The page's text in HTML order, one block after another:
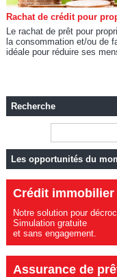
Rachat de crédit pour
Le rachat de prêt pour
la consommation et/ou de
idéale pour réduire ses
Recherche
Les opportunités du
Crédit
Notre solution pour
Simulation gratuite
et sans engagement.
Assurance de